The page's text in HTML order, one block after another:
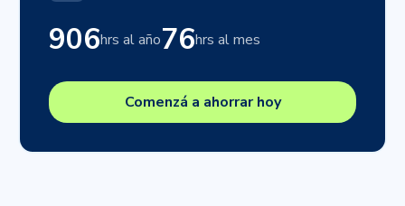
906hrs al año76hrs al mes
Comenzá a ahorrar hoy